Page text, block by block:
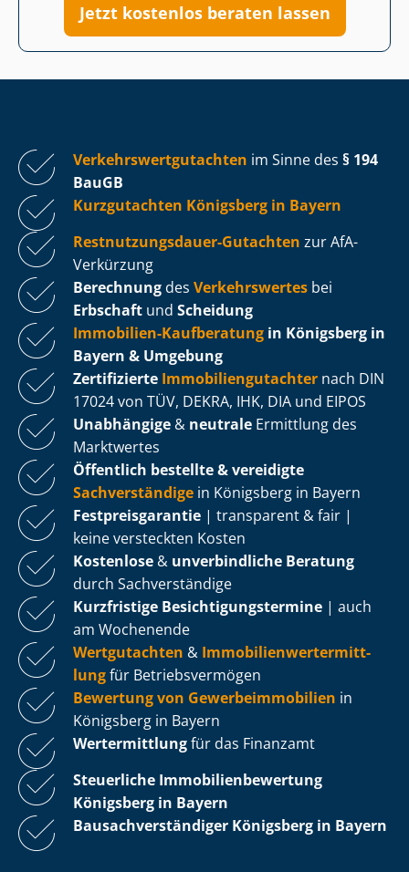
Jetzt kostenlos beraten lassen
Ver­kehrs­wert­gut­ach­ten im Sinne des § 194
BauGB
Kurzgutachten Königsberg in Bayern
Rest­nut­zungs­dau­er-Gutachten zur AfA-
Verkürzung
Berechnung des Verkehrswertes bei
Erbschaft und Scheidung
Immobilien-Kaufberatung in Königsberg in
Bayern & Umgebung
Zertifizierte Im­mo­bi­li­en­gut­ach­ter nach DIN
17024 von TÜV, DEKRA, IHK, DIA und EIPOS
Unabhängige & neutrale Ermittlung des
Marktwertes
Öffentlich bestellte & vereidigte
Sachverständige in Königsberg in Bayern
Fest­preis­ga­ran­tie | transparent & fair |
keine versteckten Kosten
Kostenlose & unverbindliche Beratung
durch Sachverständige
Kurzfristige Be­sich­ti­gungs­ter­mi­ne | auch
am Wochenende
Wertgutachten & Im­mo­bi­li­en­wert­ermitt­
lungfür Be­triebs­ver­mö­gen
Bewertung von Ge­wer­be­im­mo­bi­li­en in
Königsberg in Bayern
Wertermittlungfür das Finanzamt
Steuerliche Im­mo­bi­li­en­be­wer­tung
Königsberg in Bayern
Bau­sach­ver­stän­di­ger Königsberg in Bayern